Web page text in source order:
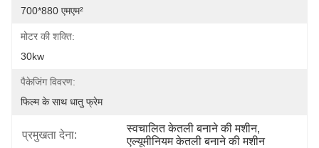
700*880 एमएम²
मोटर की शक्ति:
30kw
पैकेजिंग विवरण:
फिल्म के साथ धातु फ्रेम
प्रमुखता देना:
स्वचालित केतली बनाने की मशीन,
एल्यूमीनियम केतली बनाने की मशीन